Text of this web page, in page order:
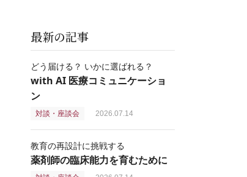
最新の記事
どう届ける？ いかに選ばれる？
with AI 医療コミュニケーショ
ン
対談・座談会 2026.07.14
教育の再設計に挑戦する
薬剤師の臨床能力を育むために